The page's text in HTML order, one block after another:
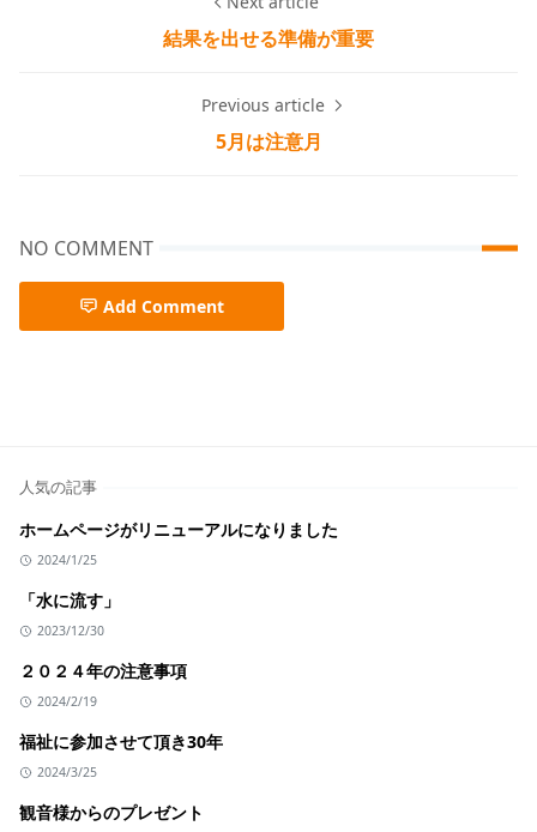
結果を出せる準備が重要
Previous article
5月は注意月
NO COMMENT
Add Comment
人気の記事
ホームページがリニューアルになりました
2024/1/25
「水に流す」
2023/12/30
２０２４年の注意事項
2024/2/19
福祉に参加させて頂き30年
2024/3/25
観音様からのプレゼント